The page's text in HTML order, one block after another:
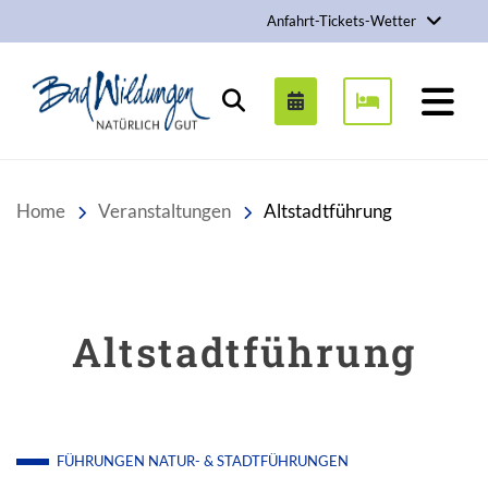
Anfahrt-Tickets-Wetter
Stadt Bad Wildungen
Suchen
Home Veranstaltungen Altstadtführung
Altstadtführung
FÜHRUNGEN NATUR- & STADTFÜHRUNGEN